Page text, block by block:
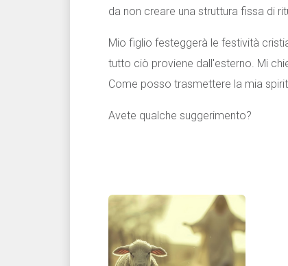
da non creare una struttura fissa di
Mio figlio festeggerà le festività
tutto ciò proviene dall'esterno. Mi
Come posso trasmettere la mia
Avete qualche suggerimento?